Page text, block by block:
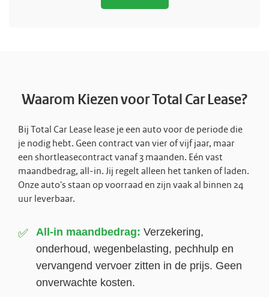
Waarom Kiezen voor Total Car Lease?
Bij Total Car Lease lease je een auto voor de periode die
je nodig hebt. Geen contract van vier of vijf jaar, maar
een shortleasecontract vanaf 3 maanden. Eén vast
maandbedrag, all-in. Jij regelt alleen het tanken of laden.
Onze auto's staan op voorraad en zijn vaak al binnen 24
uur leverbaar.
✅ All-in maandbedrag: Verzekering,
onderhoud, wegenbelasting, pechhulp en
vervangend vervoer zitten in de prijs. Geen
onverwachte kosten.